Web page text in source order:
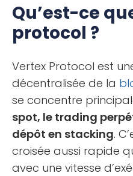
Qu’est-ce
protocol ?
Vertex Protocol est
décentralisée de la
se concentre
spot, le trading
dépôt en stacking.
croisée aussi rapide
avec une vitesse